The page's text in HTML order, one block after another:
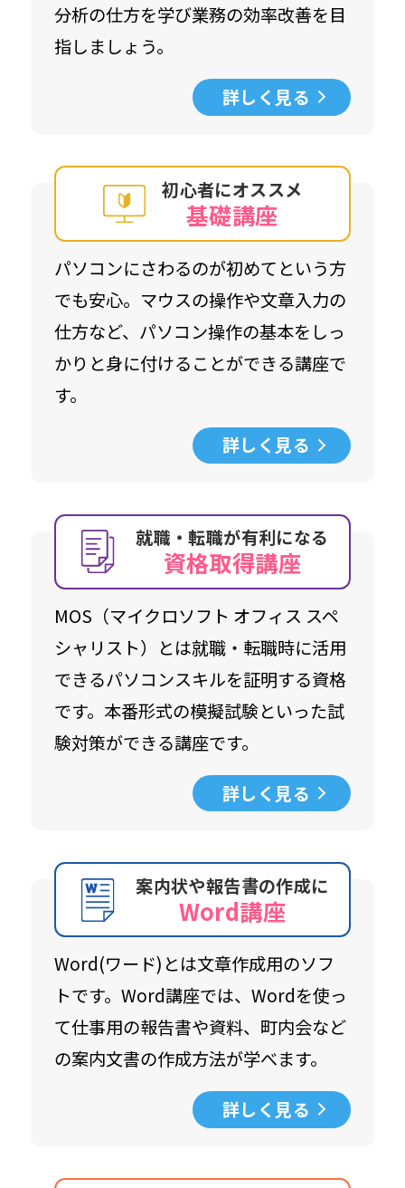
分析の仕方を学び業務の効率改善を目
指しましょう。
詳しく見る
初心者にオススメ
基礎講座
パソコンにさわるのが初めてという方
でも安心。マウスの操作や文章入力の
仕方など、パソコン操作の基本をしっ
かりと身に付けることができる講座で
す。
詳しく見る
就職・転職が有利になる
資格取得講座
MOS（マイクロソフト オフィス スペ
シャリスト）とは就職・転職時に活用
できるパソコンスキルを証明する資格
です。本番形式の模擬試験といった試
験対策ができる講座です。
詳しく見る
案内状や報告書の作成に
Word講座
Word(ワード)とは文章作成用のソフ
トです。Word講座では、Wordを使っ
て仕事用の報告書や資料、町内会など
の案内文書の作成方法が学べます。
詳しく見る